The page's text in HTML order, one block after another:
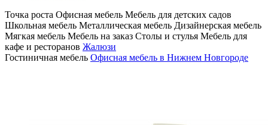
Точка роста Офисная мебель Мебель для детских садов
Школьная мебель Металлическая мебель Дизайнерская мебель
Мягкая мебель Мебель на заказ Столы и стулья Мебель для
кафе и ресторанов Жалюзи
Гостиничная мебель Офисная мебель в Нижнем Новгороде